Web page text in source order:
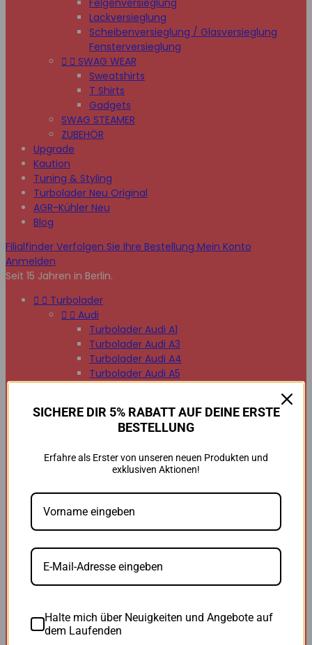
Felgenversieglung
Lackversieglung
Scheibenversieglung / Glasversieglung
Fensterversieglung
  SWAG WEAR
Sweatshirts
T Shirts
Gadgets
SWAG STEAMER
ZUBEHÖR
Upgrade
Kaution
Tuning & Styling
Turbolader Neu Original
AGR-Kühler Neu
Blog
Filialfinder Verfolgen Sie Ihre Bestellung Mein Konto
Anmelden
Seit 15 Jahren in Berlin.
  Turbolader
  Audi
Turbolader Audi A1
Turbolader Audi A3
Turbolader Audi A4
Turbolader Audi A5
Turbolader Audi A8
Turbolader Audi Q2
Turbolader Audi Q5
Turbolader Audi Q7
Turbolader Audi TT
BMW
BMW B47
BMW M47
BMW M57
BMW N47
BMW 118d
BMW 120d
SICHERE DIR 5% RABATT AUF DEINE ERSTE
BESTELLUNG
Erfahre als Erster von unseren neuen Produkten und
exklusiven Aktionen!
Halte mich über Neuigkeiten und Angebote auf
dem Laufenden